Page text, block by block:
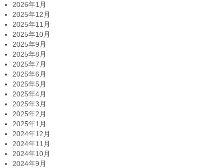
2026年1月
2025年12月
2025年11月
2025年10月
2025年9月
2025年8月
2025年7月
2025年6月
2025年5月
2025年4月
2025年3月
2025年2月
2025年1月
2024年12月
2024年11月
2024年10月
2024年9月